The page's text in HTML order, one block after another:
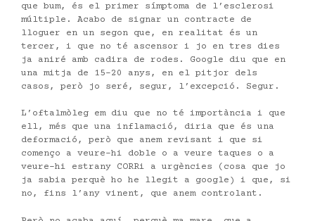
que bum, és el primer símptoma de l’esclerosi
múltiple. Acabo de signar un contracte de
lloguer en un segon que, en realitat és un
tercer, i que no té ascensor i jo en tres dies
ja aniré amb cadira de rodes. Google diu que en
una mitja de 15-20 anys, en el pitjor dels
casos, però jo seré, segur, l’excepció. Segur.
L’oftalmòleg em diu que no té importància i que
ell, més que una inflamació, diria que és una
deformació, però que anem revisant i que si
començo a veure-hi doble o a veure taques o a
veure-hi estrany CORRi a urgències (cosa que jo
ja sabia perquè ho he llegit a google) i que, si
no, fins l’any vinent, que anem controlant.